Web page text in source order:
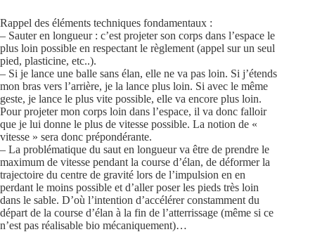
Rappel des éléments techniques fondamentaux :
– Sauter en longueur : c’est projeter son corps dans l’espace le
plus loin possible en respectant le règlement (appel sur un seul
pied, plasticine, etc..).
– Si je lance une balle sans élan, elle ne va pas loin. Si j’étends
mon bras vers l’arrière, je la lance plus loin. Si avec le même
geste, je lance le plus vite possible, elle va encore plus loin.
Pour projeter mon corps loin dans l’espace, il va donc falloir
que je lui donne le plus de vitesse possible. La notion de «
vitesse » sera donc prépondérante.
– La problématique du saut en longueur va être de prendre le
maximum de vitesse pendant la course d’élan, de déformer la
trajectoire du centre de gravité lors de l’impulsion en en
perdant le moins possible et d’aller poser les pieds très loin
dans le sable. D’où l’intention d’accélérer constamment du
départ de la course d’élan à la fin de l’atterrissage (même si ce
n’est pas réalisable bio mécaniquement)…